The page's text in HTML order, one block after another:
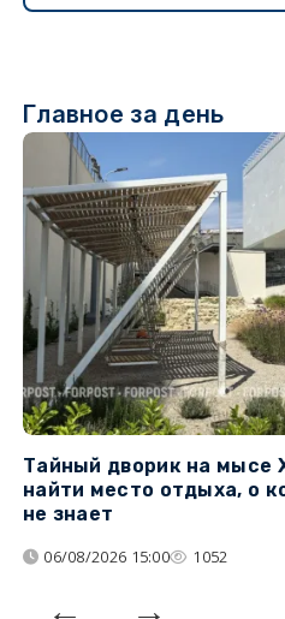
Главное за день
Тайный дворик на мысе
найти место отдыха, о
не знает
06/08/2026 15:00 1052